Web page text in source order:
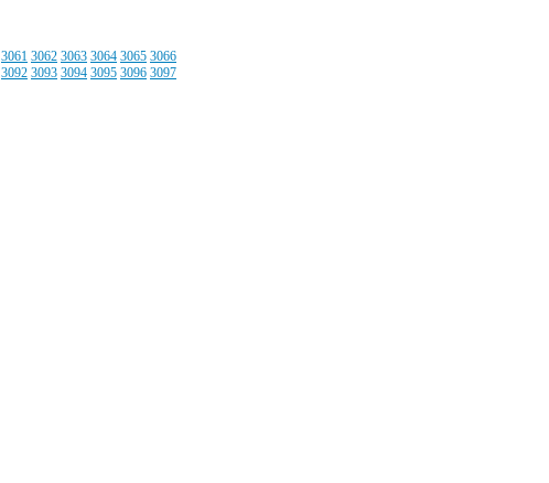
3061 3062 3063 3064 3065 3066
3092 3093 3094 3095 3096 3097